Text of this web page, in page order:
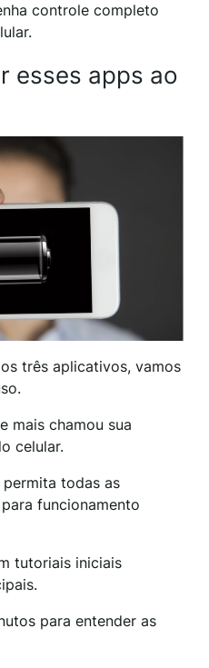
controle completo
esses apps ao
três aplicativos, vamos
mais chamou sua
celular.
todas as
funcionamento
tutoriais iniciais
para entender as